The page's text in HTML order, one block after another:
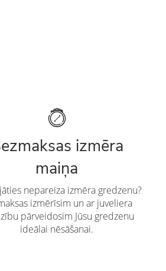
izmēra
maiņa
nepareiza izmēra gredzenu?
izmērīsim un ar juveliera
pārveidosim Jūsu gredzenu
ideālai nēsāšanai.